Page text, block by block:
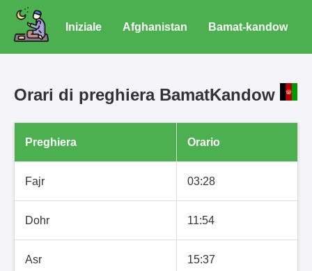
Iniziale Afghanistan Bamat-kandow
Orari di preghiera BamatKandow
Preghiera Orario
Fajr 03:28
Dohr 11:54
Asr 15:37